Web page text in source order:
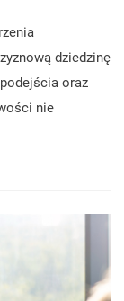
dziedzinę
oraz
nie